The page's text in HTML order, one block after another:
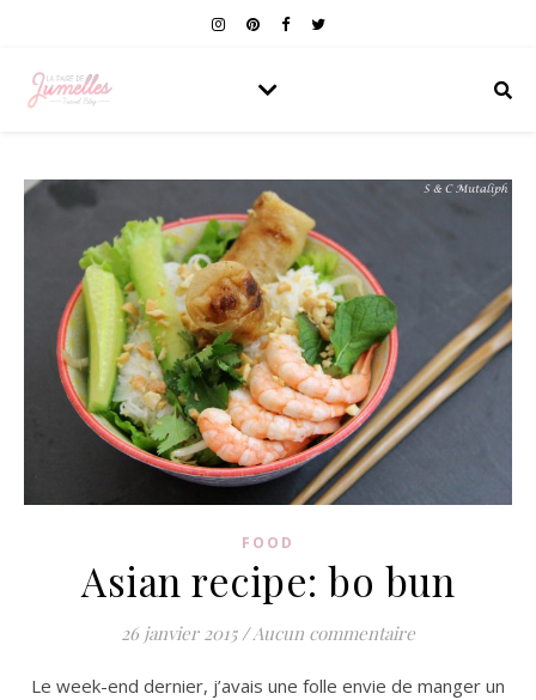
FOOD
Asian recipe: bo bun
26 janvier 2015 / Aucun commentaire
Le week-end dernier, j’avais une folle envie de manger un